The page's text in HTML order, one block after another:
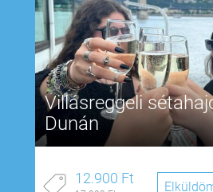
Villásreggeli
Dunán
12.900 Ft